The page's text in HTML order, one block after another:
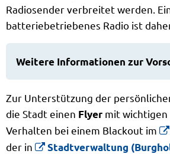
Radiosender verbreitet werden.
batteriebetriebenes Radio ist
Weitere Informationen zur
Zur Unterstützung der
die Stadt einen Flyer mit wichtigen
Verhalten bei einem Blackout im
der in
Stadtverwaltung